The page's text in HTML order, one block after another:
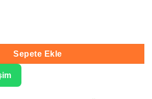
Melanj Örgü İpliği 152 adet
Sepete Ekle